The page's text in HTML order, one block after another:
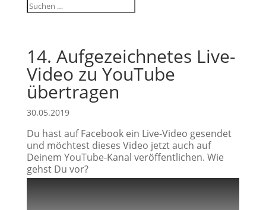
14. Aufgezeichnetes Live-
Video zu YouTube
übertragen
30.05.2019
Du hast auf Facebook ein Live-Video gesendet
und möchtest dieses Video jetzt auch auf
Deinem YouTube-Kanal veröffentlichen. Wie
gehst Du vor?